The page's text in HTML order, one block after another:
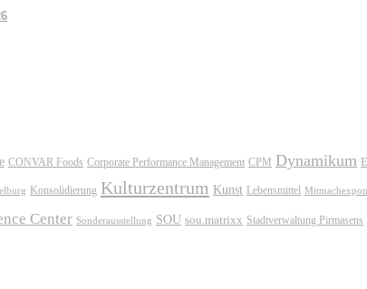
CONVAR Foods Corporate Performance Management CPM Dynamikum
Konsolidierung Kulturzentrum Kunst Lebensmittel
Center Sonderausstellung SOU sou.matrixx Stadtverwaltung Pirmasens